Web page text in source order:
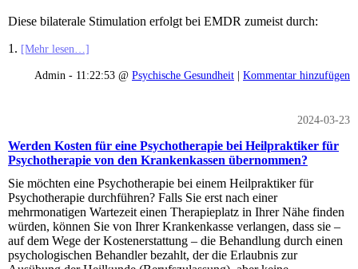
Diese bilaterale Stimulation erfolgt bei EMDR zumeist durch:
1. [Mehr lesen…]
Admin - 11:22:53 @ Psychische Gesundheit | Kommentar hinzufügen
2024-03-23
Werden Kosten für eine Psychotherapie bei Heilpraktiker für
Psychotherapie von den Krankenkassen übernommen?
Sie möchten eine Psychotherapie bei einem Heilpraktiker für
Psychotherapie durchführen? Falls Sie erst nach einer
mehrmonatigen Wartezeit einen Therapieplatz in Ihrer Nähe finden
würden, können Sie von Ihrer Krankenkasse verlangen, dass sie –
auf dem Wege der Kostenerstattung – die Behandlung durch einen
psychologischen Behandler bezahlt, der die Erlaubnis zur